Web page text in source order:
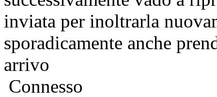
inviata per inoltrarla
sporadicamente anche
arrivo
Connesso